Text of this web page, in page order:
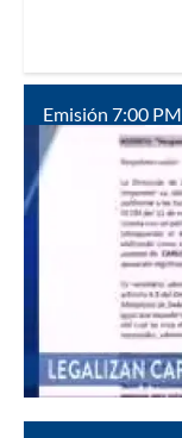
Emisión 7:00 PM